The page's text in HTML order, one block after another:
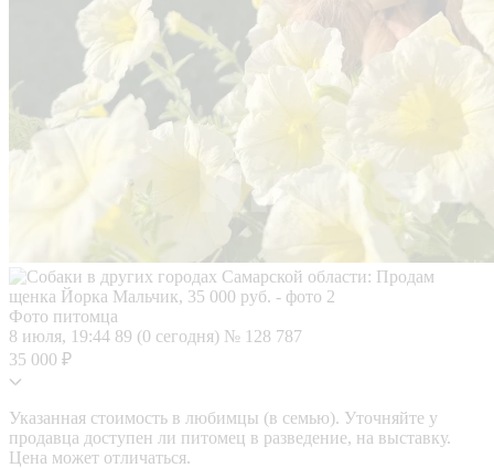
Фото питомца
8 июля, 19:44 89 (0 сегодня) № 128 787
35 000 ₽
Указанная стоимость в любимцы (в семью). Уточняйте у
продавца доступен ли питомец в разведение, на выставку.
Цена может отличаться.